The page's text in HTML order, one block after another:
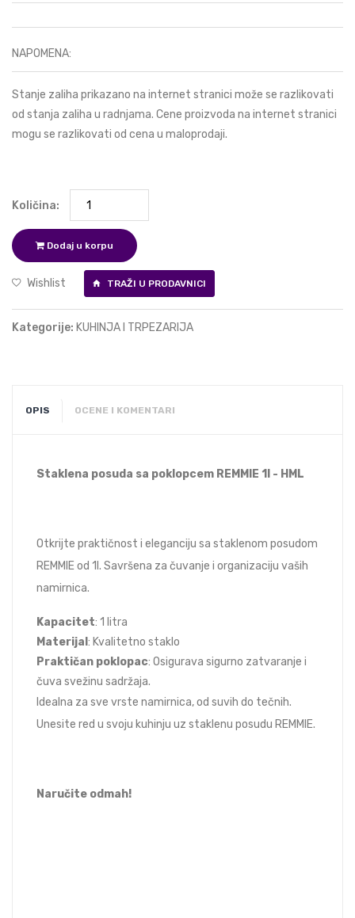
NAPOMENA:
Stanje zaliha prikazano na internet stranici može se razlikovati
od stanja zaliha u radnjama. Cene proizvoda na internet stranici
mogu se razlikovati od cena u maloprodaji.
Količina:
Dodaj u korpu
Wishlist TRAŽI U PRODAVNICI
Kategorije: KUHINJA I TRPEZARIJA
OPIS OCENE I KOMENTARI
Staklena posuda sa poklopcem REMMIE 1l - HML
Otkrijte praktičnost i eleganciju sa staklenom posudom
REMMIE od 1l. Savršena za čuvanje i organizaciju vaših
namirnica.
Kapacitet: 1 litra
Materijal : Kvalitetno staklo
Praktičan poklopac: Osigurava sigurno zatvaranje i
čuva svežinu sadržaja.
Idealna za sve vrste namirnica, od suvih do tečnih.
Unesite red u svoju kuhinju uz staklenu posudu REMMIE.
Naručite odmah!